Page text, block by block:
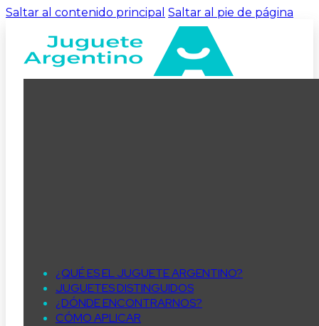
Saltar al contenido principal Saltar al pie de página
¿QUÉ ES EL JUGUETE ARGENTINO?
JUGUETES DISTINGUIDOS
¿DÓNDE ENCONTRARNOS?
CÓMO APLICAR